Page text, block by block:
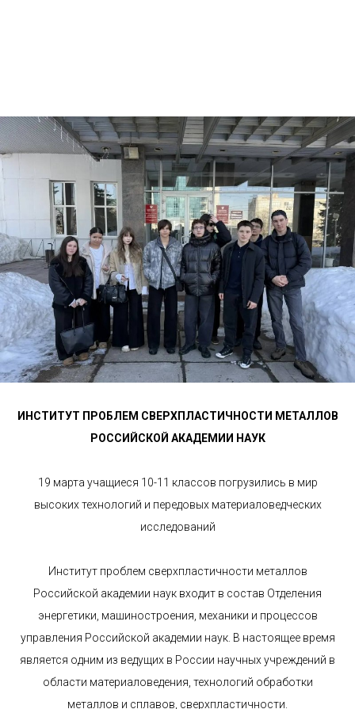
ИНСТИТУТ ПРОБЛЕМ СВЕРХПЛАСТИЧНОСТИ МЕТАЛЛОВ
РОССИЙСКОЙ АКАДЕМИИ НАУК
19 марта учащиеся 10-11 классов погрузились в мир
высоких технологий и передовых материаловедческих
исследований
Институт проблем сверхпластичности металлов
Российской академии наук входит в состав Отделения
энергетики, машиностроения, механики и процессов
управления Российской академии наук. В настоящее время
является одним из ведущих в России научных учреждений в
области материаловедения, технологий обработки
металлов и сплавов, сверхпластичности.